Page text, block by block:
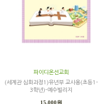
파이디온선교회
(세계관 심화과정1)유년부 교사용(초등1-
3학년)-예수빌리지
15,000원